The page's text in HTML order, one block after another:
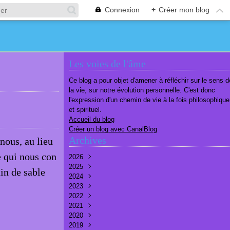
Connexion + Créer mon blog
au lieu
qui nous con
de sable
Les voies de l'âme
Ce blog a pour objet d'amener à réfléchir sur le sens
la vie, sur notre évolution personnelle. C'est donc
l'expression d'un chemin de vie à la fois philosophique
et spirituel.
Accueil du blog
Créer un blog avec CanalBlog
Archives
2026
Août
Juillet
Juin
Mai(7)
Avril
Mars
Février
2025
Décembre
Novembre
Octobre
Septembre
Août
Juillet
2024
Décembre
Novembre
Octobre
Septembre
Août
2023
Décembre
Novembre
Octobre
Septembre
2022
Décembre
Septembre
Août
2021
Décembre
Novembre
2020
Décembre
2019